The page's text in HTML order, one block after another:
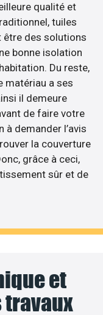
qualité et
tuiles
être des solutions
bonne isolation
Du reste,
matériau a ses
il demeure
de faire votre
à demander l’avis
la couverture
grâce à ceci,
sûr et de
et
travaux